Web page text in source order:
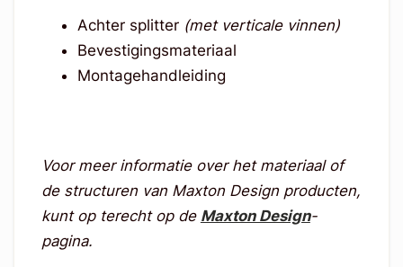
Achter splitter (met verticale vinnen)
Bevestigingsmateriaal
Montagehandleiding
Voor meer informatie over het materiaal of
de structuren van Maxton Design producten,
kunt op terecht op de Maxton Design-
pagina.